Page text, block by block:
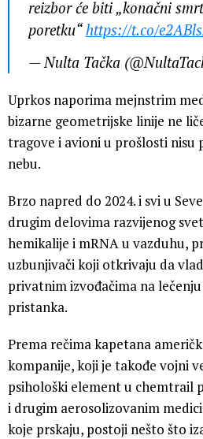
reizbor će biti „konačni
poretku“https://t.co/
— Nulta Tačka
Uprkos naporima mejnstrim
bizarne geometrijske linije ne
tragove i avioni u prošlosti nisu
nebu.
Brzo napred do 2024. i svi u
drugim delovima razvijenog
hemikalije i mRNA u vazduhu,
uzbunjivači koji otkrivaju da
privatnim izvođačima na
pristanka.
Prema rečima kapetana
kompanije, koji je takođe vojni
psihološki element u chemtrail
i drugim aerosolizovanim
koje prskaju, postoji nešto što